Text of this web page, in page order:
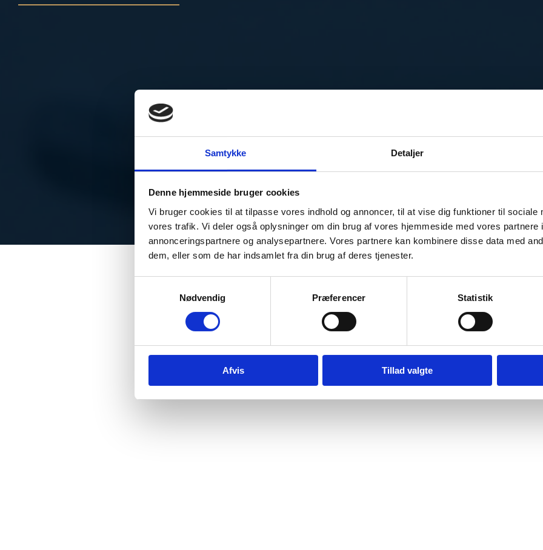
Samtykke Detaljer
Denne hjemmeside bruger cookies
Vi bruger cookies til at tilpasse vores indhold og annoncer, til at vise dig funktioner til sociale
vores trafik. Vi deler også oplysninger om din brug af vores hjemmeside med vores partnere
annonceringspartnere og analysepartnere. Vores partnere kan kombinere disse data med
dem, eller som de har indsamlet fra din brug af deres tjenester.
Nødvendig
Præferencer Statistik
Afvis Tillad valgte